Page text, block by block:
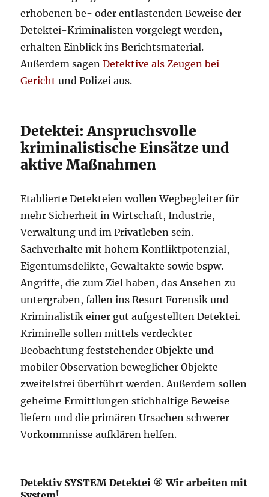
erhobenen be- oder entlastenden Beweise der
Detektei-Kriminalisten vorgelegt werden,
erhalten Einblick ins Berichtsmaterial.
Außerdem sagenDetektive als Zeugen bei
Gericht und Polizei aus.
Detektei: Anspruchsvolle
kriminalistische Einsätze und
aktive Maßnahmen
Etablierte Detekteien wollen Wegbegleiter für
mehr Sicherheit in Wirtschaft, Industrie,
Verwaltung und im Privatleben sein.
Sachverhalte mit hohem Konfliktpotenzial,
Eigentumsdelikte, Gewaltakte sowie bspw.
Angriffe, die zum Ziel haben, das Ansehen zu
untergraben, fallen ins Resort Forensik und
Kriminalistik einer gut aufgestellten Detektei.
Kriminelle sollen mittels verdeckter
Beobachtung feststehender Objekte und
mobiler Observation beweglicher Objekte
zweifelsfrei überführt werden. Außerdem sollen
geheime Ermittlungen stichhaltige Beweise
liefern und die primären Ursachen schwerer
Vorkommnisse aufklären helfen.
Detektiv SYSTEM Detektei ® Wir arbeiten mit